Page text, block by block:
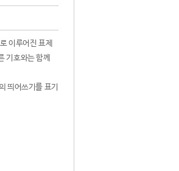
이루어진 표제
기호와는 함께
띄어쓰기를 표기